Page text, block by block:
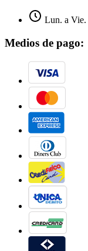
Lun. a Vie.
Medios de pago: